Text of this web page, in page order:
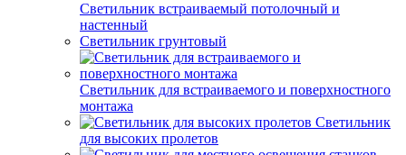
Светильник встраиваемый потолочный и
настенный
Светильник грунтовый
Светильник для встраиваемого и поверхностного
монтажа
Светильник
для высоких пролетов